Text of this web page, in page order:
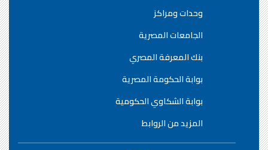
وحدات ومراكز
الجامعات المصرية
بنك المعرفة المصري
بوابة الحكومة المصرية
بوابة الشكاوي الحكومية
المزيد من الروابط